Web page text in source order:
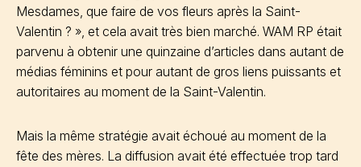
Mesdames, que faire de vos fleurs après la Saint-
Valentin ? », et cela avait très bien marché. WAM RP était
parvenu à obtenir une quinzaine d’articles dans autant de
médias féminins et pour autant de gros liens puissants et
autoritaires au moment de la Saint-Valentin.
Mais la même stratégie avait échoué au moment de la
fête des mères. La diffusion avait été effectuée trop tard